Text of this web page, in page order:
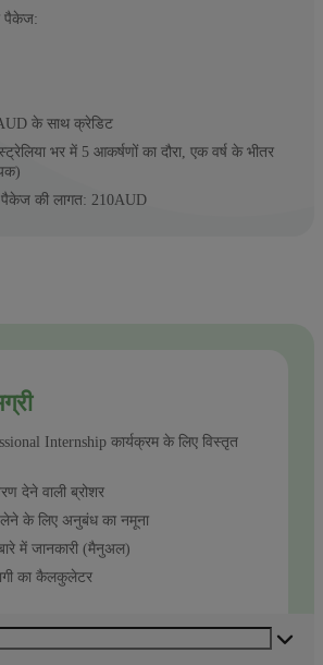
पैकेज:
के साथ क्रेडिट
भर में 5 आकर्षणों का दौरा, एक वर्ष के भीतर
की लागत: 210AUD
Internship कार्यक्रम के लिए विस्तृत
देने वाली ब्रोशर
लेने के लिए अनुबंध का नमूना
में जानकारी (मैनुअल)
का कैलकुलेटर